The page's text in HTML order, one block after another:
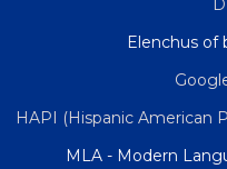
Elenchus of
HAPI (Hispanic American
MLA - Modern